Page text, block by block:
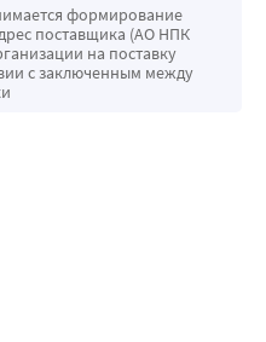
формирование
поставщика (АО НПК
на поставку
с заключенным между